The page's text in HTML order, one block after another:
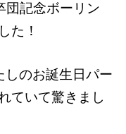
団記念ボーリン
た！
しのお誕生日パー
ていて驚きまし